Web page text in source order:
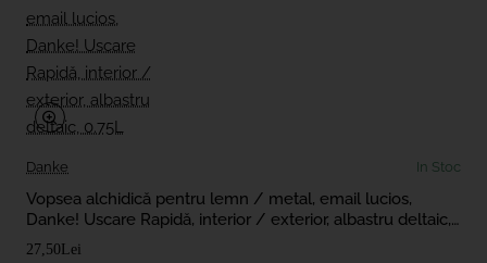
Danke In Stoc
Vopsea alchidică pentru lemn / metal, email lucios,
Danke! Uscare Rapidă, interior / exterior, albastru deltaic,
0.75L
27,50Lei